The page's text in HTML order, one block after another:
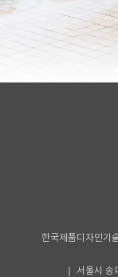
한국제품디자인기
｜ 서울시